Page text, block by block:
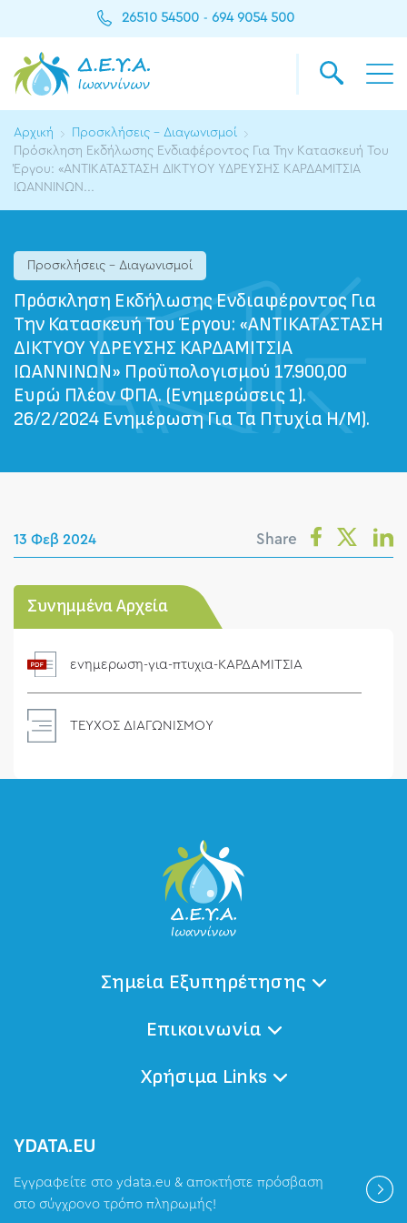
26510 54500 - 694 9054 500
Αρχική
Προσκλήσεις - Διαγωνισμοί
Πρόσκληση Εκδήλωσης Ενδιαφέροντος Για Την Κατασκευή Του
Έργου: «ΑΝΤΙΚΑΤΑΣΤΑΣΗ ΔΙΚΤΥΟΥ ΥΔΡΕΥΣΗΣ ΚΑΡΔΑΜΙΤΣΙΑ
ΙΩΑΝΝΙΝΩΝ...
Προσκλήσεις - Διαγωνισμοί
Πρόσκληση Εκδήλωσης Ενδιαφέροντος Για
Την Κατασκευή Του Έργου: «ΑΝΤΙΚΑΤΑΣΤΑΣΗ
ΔΙΚΤΥΟΥ ΥΔΡΕΥΣΗΣ ΚΑΡΔΑΜΙΤΣΙΑ
ΙΩΑΝΝΙΝΩΝ» Προϋπολογισμού 17.900,00
Ευρώ Πλέον ΦΠΑ. (Ενημερώσεις 1).
26/2/2024 Ενημέρωση Για Τα Πτυχία Η/Μ).
13 Φεβ 2024 Share
Συνημμένα Αρχεία
ενημερωση-για-πτυχια-ΚΑΡΔΑΜΙΤΣΙΑ
ΤΕΥΧΟΣ ΔΙΑΓΩΝΙΣΜΟΥ
Σημεία Εξυπηρέτησης
Επικοινωνία
Χρήσιμα Links
ΥDATA.EU
Εγγραφείτε στο ydata.eu & αποκτήστε πρόσβαση
στο σύγχρονο τρόπο πληρωμής!